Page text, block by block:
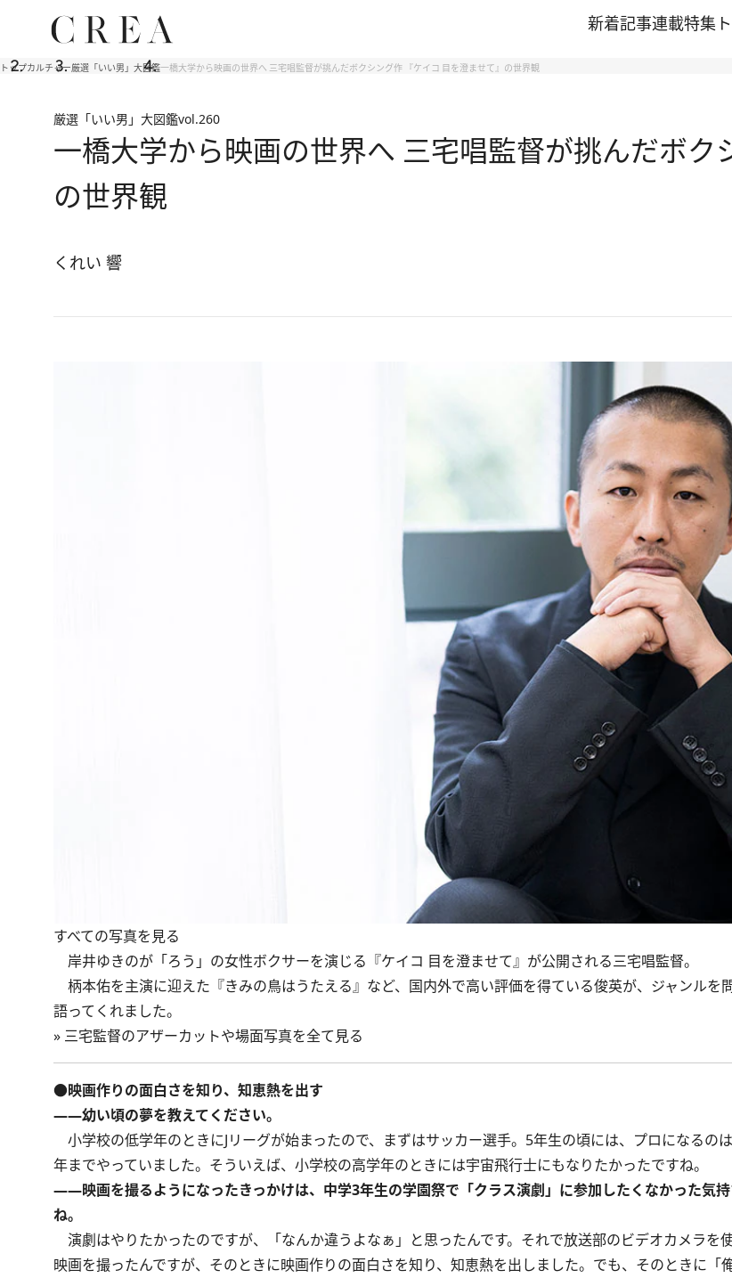
新着記事連載特集
トップカルチャー厳選「いい男」大図鑑一橋大学から映画の世界へ 三宅唱監督が挑んだボクシング作 『ケイコ 目を澄ませて』の世界観
厳選「いい男」大図鑑vol.260
一橋大学から映画の世界へ 三宅唱監督が挑んだボク
の世界観
くれい 響
すべての写真を見る
岸井ゆきのが「ろう」の女性ボクサーを演じる『ケイコ 目を澄ませて』が公開される三宅唱監督。
柄本佑を主演に迎えた『きみの鳥はうたえる』など、国内外で高い評価を得ている俊英が、ジャンルを
語ってくれました。
» 三宅監督のアザーカットや場面写真を全て見る
●映画作りの面白さを知り、知恵熱を出す
――幼い頃の夢を教えてください。
小学校の低学年のときにJリーグが始まったので、まずはサッカー選手。5年生の頃には、プロになるの
年までやっていました。そういえば、小学校の高学年のときには宇宙飛行士にもなりたかったですね。
――映画を撮るようになったきっかけは、中学3年生の学園祭で「クラス演劇」に参加したくなかった気
ね。
演劇はやりたかったのですが、「なんか違うよなぁ」と思ったんです。それで放送部のビデオカメラを
映画を撮ったんですが、そのときに映画作りの面白さを知り、知恵熱を出しました。でも、そのときに「